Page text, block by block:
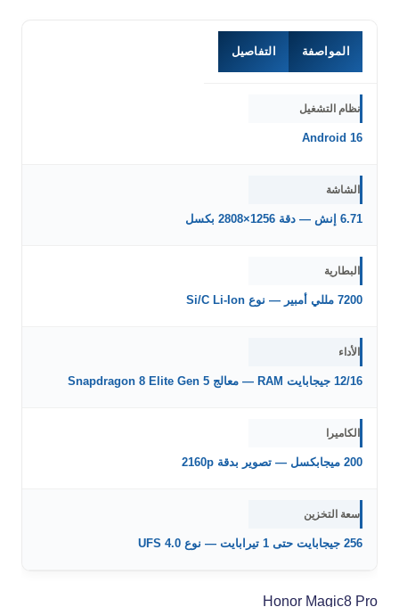
المواصفة التفاصيل
نظام التشغيل
Android 16
الشاشة
6.71 إنش — دقة 1256×2808 بكسل
البطارية
7200 مللي أمبير — نوع Si/C Li-Ion
الأداء
12/16 جيجابايت RAM — معالج Snapdragon 8 Elite Gen 5
الكاميرا
200 ميجابكسل — تصوير بدقة 2160p
سعة التخزين
256 جيجابايت حتى 1 تيرابايت — نوع UFS 4.0
Honor Magic8 Pro